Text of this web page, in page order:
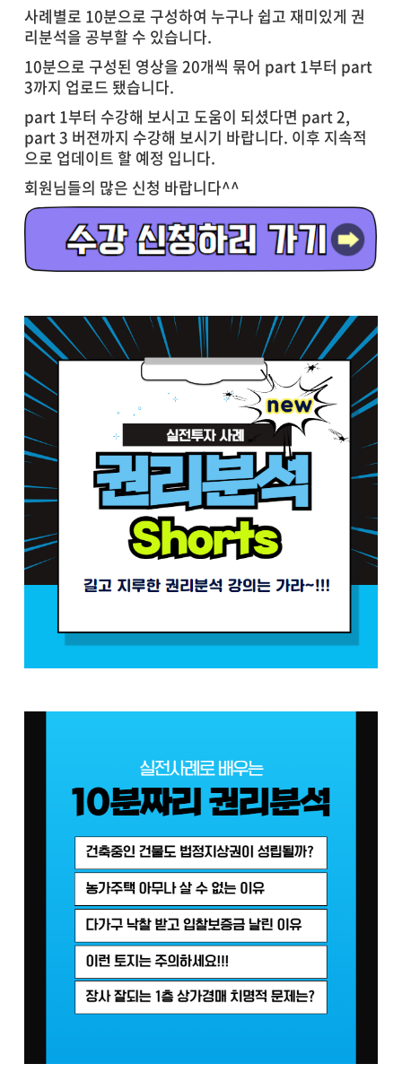
사례별로 10분으로 구성하여 누구나 쉽고 재미있게 권
리분석을 공부할 수 있습니다.
10분으로 구성된 영상을 20개씩 묶어 part 1부터 part
3까지 업로드 됐습니다.
part 1부터 수강해 보시고 도움이 되셨다면 part 2,
part 3 버젼까지 수강해 보시기 바랍니다. 이후 지속적
으로 업데이트 할 예정 입니다.
회원님들의 많은 신청 바랍니다^^